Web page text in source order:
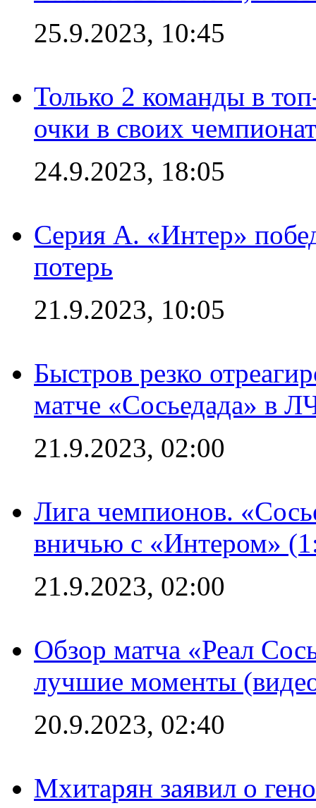
25.9.2023, 10:45
Только 2 команды в
очки в своих
24.9.2023, 18:05
Серия А. «Интер»
потерь
21.9.2023, 10:05
Быстров резко
матче «Сосьедада» в
21.9.2023, 02:00
Лига чемпионов.
вничью с «Интером»
21.9.2023, 02:00
Обзор матча «Реал
лучшие моменты
20.9.2023, 02:40
Мхитарян заявил о